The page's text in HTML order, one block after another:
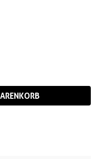
Wert ein